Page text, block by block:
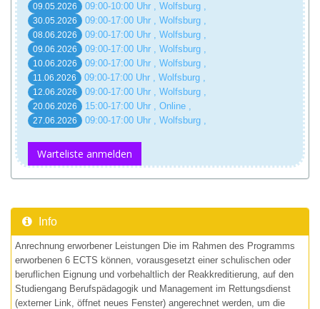
09.05.2026 09:00-10:00 Uhr , Wolfsburg ,
30.05.2026 09:00-17:00 Uhr , Wolfsburg ,
08.06.2026 09:00-17:00 Uhr , Wolfsburg ,
09.06.2026 09:00-17:00 Uhr , Wolfsburg ,
10.06.2026 09:00-17:00 Uhr , Wolfsburg ,
11.06.2026 09:00-17:00 Uhr , Wolfsburg ,
12.06.2026 09:00-17:00 Uhr , Wolfsburg ,
20.06.2026 15:00-17:00 Uhr , Online ,
27.06.2026 09:00-17:00 Uhr , Wolfsburg ,
Warteliste anmelden
Info
Anrechnung erworbener Leistungen Die im Rahmen des Programms
erworbenen 6 ECTS können, vorausgesetzt einer schulischen oder
beruflichen Eignung und vorbehaltlich der Reakkreditierung, auf den
Studiengang Berufspädagogik und Management im Rettungsdienst
(externer Link, öffnet neues Fenster) angerechnet werden, um die